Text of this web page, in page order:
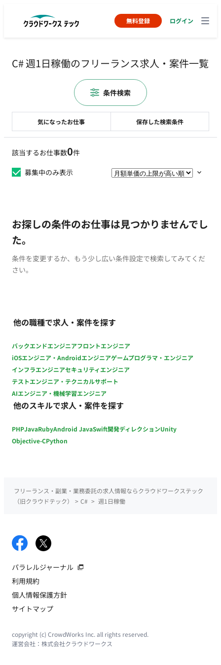
無料登録 ログイン
C# 週1日稼働のフリーランス求人・案件一覧
該当するお仕事数0件
募集中のみ表示
お探しの条件のお仕事は見つかりませんでし
た。
条件を変更するか、もう少し広い条件設定で検索してみてくだ
さい。
他の職種で求人・案件を探す
バックエンドエンジニアフロントエンジニア
iOSエンジニア・Androidエンジニアゲームプログラマ・エンジニア
インフラエンジニアセキュリティエンジニア
テストエンジニア・テクニカルサポート
AIエンジニア・機械学習エンジニア
他のスキルで求人・案件を探す
PHPJavaRubyAndroid JavaSwift開発ディレクションUnity
Objective-CPython
気になったお仕事 保存した検索条件
条件検索
フリーランス・副業・業務委託の求人情報ならクラウドワークステック
（旧クラウドテック）
> C# > 週1日稼働
パラレルジャーナル
利用規約
個人情報保護方針
サイトマップ
copyright (c) CrowdWorks Inc. all rights reserved.
運営会社： 株式会社クラウドワークス